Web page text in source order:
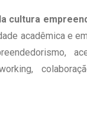
cultura
acadêmica e